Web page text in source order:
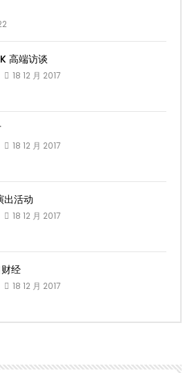
高端访谈
18 12 月 2017
18 12 月 2017
出活动
18 12 月 2017
经
18 12 月 2017